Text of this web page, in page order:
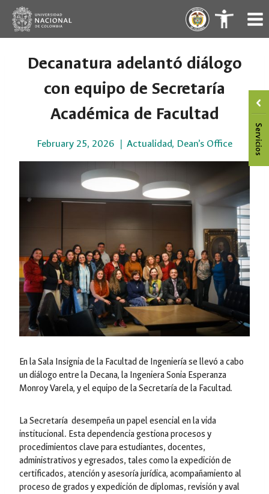
content
. .
Decanatura adelantó diálogo
con equipo de Secretaría
Académica de Facultad
February 25, 2026 Actualidad, Dean’s Office
En la Sala Insignia de la Facultad de Ingeniería se llevó a cabo
un diálogo entre la Decana, la Ingeniera Sonia Esperanza
Monroy Varela, y el equipo de la Secretaría de la Facultad.
La Secretaría desempeña un papel esencial en la vida
institucional. Esta dependencia gestiona procesos y
procedimientos clave para estudiantes, docentes,
administrativos y egresados, tales como la expedición de
certificados, atención y asesoría jurídica, acompañamiento al
proceso de grados y expedición de diplomas, revisión y aval